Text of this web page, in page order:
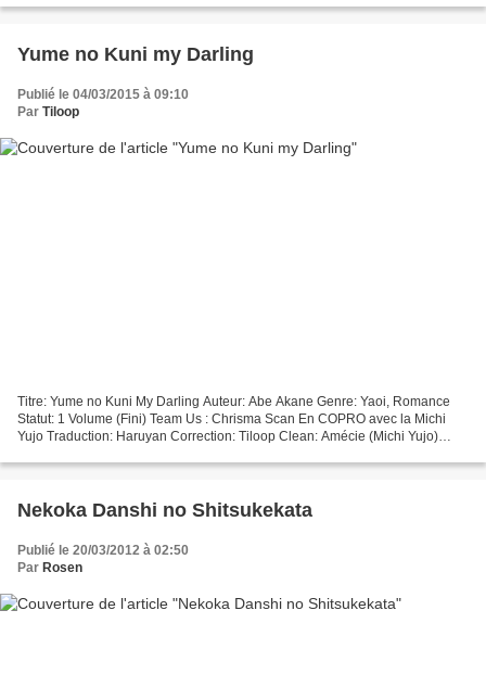
Yume no Kuni my Darling
Publié le 04/03/2015 à 09:10
Par Tiloop
Titre: Yume no Kuni My Darling Auteur: Abe Akane Genre: Yaoi, Romance
Statut: 1 Volume (Fini) Team Us : Chrisma Scan En COPRO avec la Michi
Yujo Traduction: Haruyan Correction: Tiloop Clean: Amécie (Michi Yujo)
Nekoka Danshi no Shitsukekata
Publié le 20/03/2012 à 02:50
Par Rosen